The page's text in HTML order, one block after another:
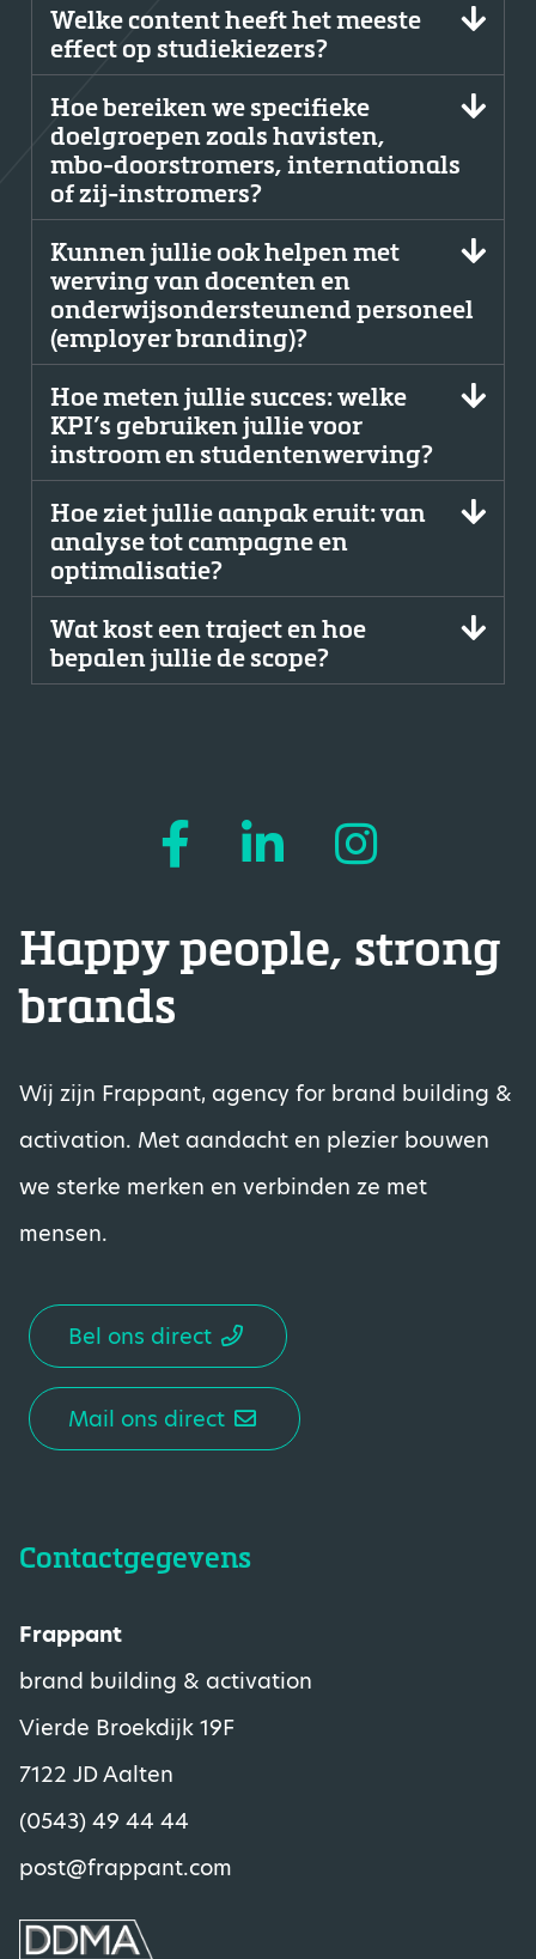
Welke content heeft het meeste
effect op studiekiezers?
Hoe bereiken we specifieke
doelgroepen zoals havisten,
mbo-doorstromers, internationals
of zij-instromers?
Kunnen jullie ook helpen met
werving van docenten en
onderwijsondersteunend personeel
(employer branding)?
Hoe meten jullie succes: welke
KPI’s gebruiken jullie voor
instroom en studentenwerving?
Hoe ziet jullie aanpak eruit: van
analyse tot campagne en
optimalisatie?
Wat kost een traject en hoe
bepalen jullie de scope?
Happy people, strong
brands
Wij zijn Frappant, agency for brand building &
activation. Met aandacht en plezier bouwen
we sterke merken en verbinden ze met
mensen.
Bel ons direct
Mail ons direct
Contactgegevens
Frappant
brand building & activation
Vierde Broekdijk 19F
7122 JD Aalten
(0543) 49 44 44
post@frappant.com